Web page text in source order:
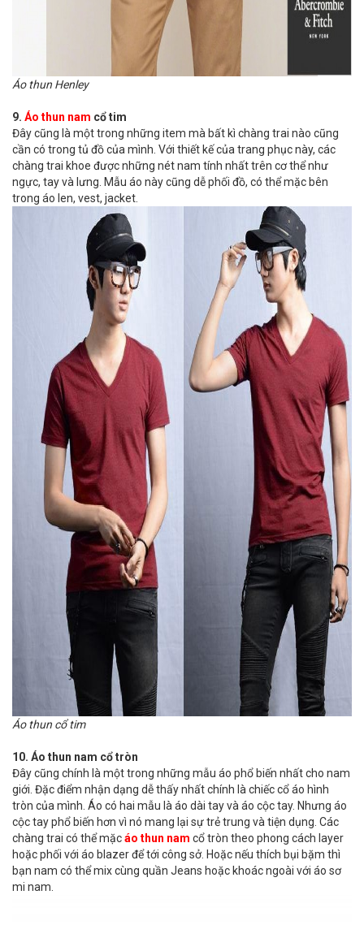
Áo thun Henley
9. Áo thun nam cổ tim
Đây cũng là một trong những item mà bất kì chàng trai nào cũng
cần có trong tủ đồ của mình. Với thiết kế của trang phục này, các
chàng trai khoe được những nét nam tính nhất trên cơ thể như
ngực, tay và lưng. Mẫu áo này cũng dễ phối đồ, có thể mặc bên
trong áo len, vest, jacket.
Áo thun cổ tim
10. Áo thun nam cổ tròn
Đây cũng chính là một trong những mẫu áo phổ biến nhất cho nam
giới. Đặc điểm nhận dạng dễ thấy nhất chính là chiếc cổ áo hình
tròn của mình. Áo có hai mẫu là áo dài tay và áo cộc tay. Nhưng áo
cộc tay phổ biến hơn vì nó mang lại sự trẻ trung và tiện dụng. Các
chàng trai có thể mặcáo thun nam cổ tròn theo phong cách layer
hoặc phối với áo blazer để tới công sở. Hoặc nếu thích bụi bặm thì
bạn nam có thể mix cùng quần Jeans hoặc khoác ngoài với áo sơ
mi nam.